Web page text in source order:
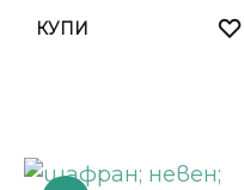
КУПИ